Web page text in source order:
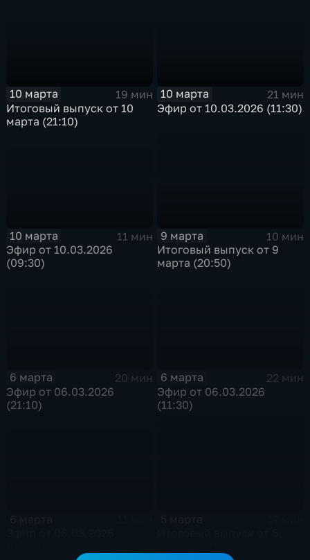
10 марта
19 мин
Итоговый выпуск от 10
марта (21:10)
10 марта
21 мин
Эфир от 10.03.2026 (11:30)
10 марта
11 мин
Эфир от 10.03.2026
(09:30)
9 марта
10 мин
Итоговый выпуск от 9
марта (20:50)
6 марта
20 мин
Эфир от 06.03.2026
(21:10)
6 марта
22 мин
Эфир от 06.03.2026
(11:30)